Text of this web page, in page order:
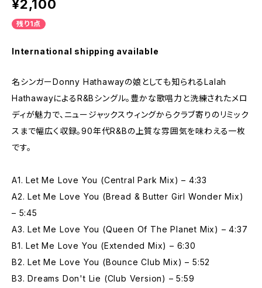
¥2,100
残り1点
International shipping available
名シンガーDonny Hathawayの娘としても知られるLalah
HathawayによるR&Bシングル。豊かな歌唱力と洗練されたメロ
ディが魅力で、ニュージャックスウィングからクラブ寄りのリミック
スまで幅広く収録。90年代R&Bの上質な雰囲気を味わえる一枚
です。
A1. Let Me Love You (Central Park Mix) – 4:33
A2. Let Me Love You (Bread & Butter Girl Wonder Mix)
– 5:45
A3. Let Me Love You (Queen Of The Planet Mix) – 4:37
B1. Let Me Love You (Extended Mix) – 6:30
B2. Let Me Love You (Bounce Club Mix) – 5:52
B3. Dreams Don't Lie (Club Version) – 5:59